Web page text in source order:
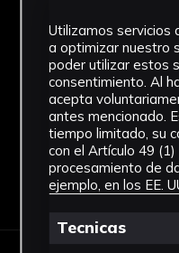
Utilizamos servicios
a optimizar nuestro
poder utilizar estos
consentimiento. Al
acepta
antes mencionado.
tiempo limitado, su
con el Artículo 49
procesamiento de
ejemplo, en los EE.
Tecnicas